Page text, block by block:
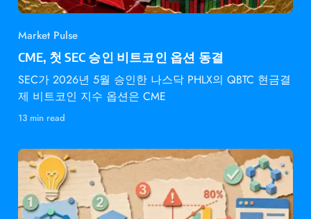
Market Pulse
CME, 첫 SEC 승인 비트코인 옵션 동결
SEC가 2026년 5월 승인한 나스닥 PHLX의 QBTC 현금결
제 비트코인 지수 옵션은 CME
13 min read